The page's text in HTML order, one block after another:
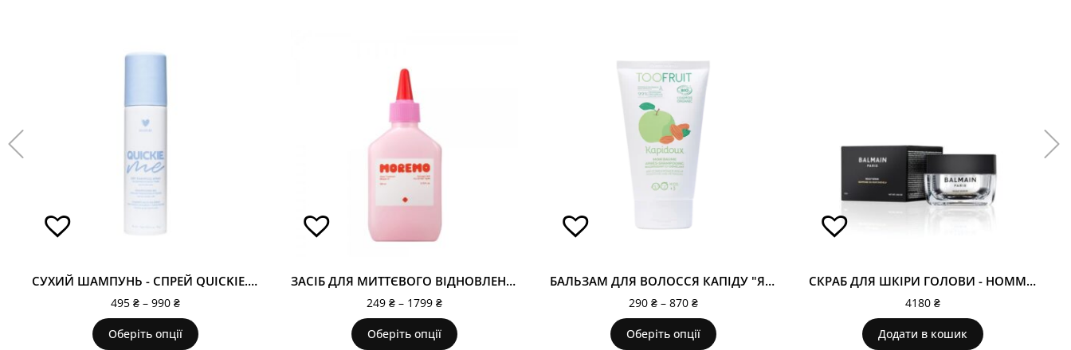
СУХИЙ ШАМПУНЬ - СПРЕЙ QUICKIE.ME BLONDE
495 ₴ – 990 ₴
Оберіть опції
ЗАСІБ ДЛЯ МИТТЄВОГО ВІДНОВЛЕННЯ ВОЛОССЯ (КЕРАТИНОВА МАСКА) «WATER TREATMENT: MIRACLE 10 » MOREMO
249 ₴ – 1799 ₴
Оберіть опції
БАЛЬЗАМ ДЛЯ ВОЛОССЯ КАПІДУ "ЯБЛУКО-МИГДАЛЬ"
290 ₴ – 870 ₴
Оберіть опції
СКРАБ ДЛЯ ШКІРИ ГОЛОВИ - HOMME SCALP SCRUB
4180 ₴
Додати в кошик